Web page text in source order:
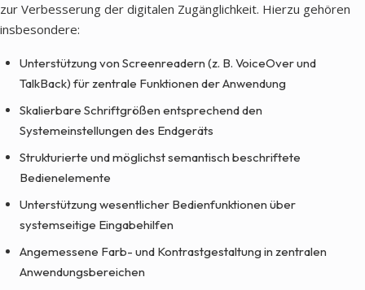
zur Verbesserung der digitalen Zugänglichkeit. Hierzu gehören
insbesondere:
Unterstützung von Screenreadern (z. B. VoiceOver und
TalkBack) für zentrale Funktionen der Anwendung
Skalierbare Schriftgrößen entsprechend den
Systemeinstellungen des Endgeräts
Strukturierte und möglichst semantisch beschriftete
Bedienelemente
Unterstützung wesentlicher Bedienfunktionen über
systemseitige Eingabehilfen
Angemessene Farb- und Kontrastgestaltung in zentralen
Anwendungsbereichen